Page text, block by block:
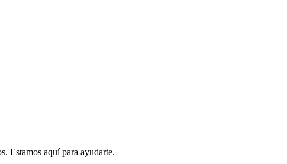
Estamos aquí para ayudarte.